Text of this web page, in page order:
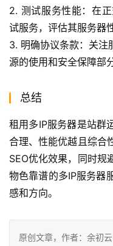
2. 测试服务性能：在
试服务，评估其服务器
3. 明确协议条款：关注
源的使用和安全保障部
总结
租用多IP服务器是站群
合理、性能优越且综合
SEO优化效果，同时规
物色靠谱的多IP服务器
感和方向。
原创文章，作者：余初